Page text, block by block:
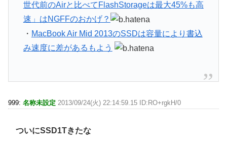
世代前のAirと比べてFlashStorageは最大45%も高
速」はNGFFのおかげ？
・ MacBook Air Mid 2013のSSDは容量により書込
み速度に差があるもよう
999: 名称未設定 2013/09/24(火) 22:14:59.15 ID:RO+rgkH/0
ついにSSD1Tきたな